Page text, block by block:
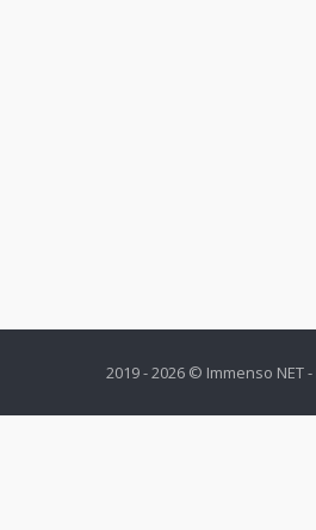
2019- 2026 © Immenso NET -